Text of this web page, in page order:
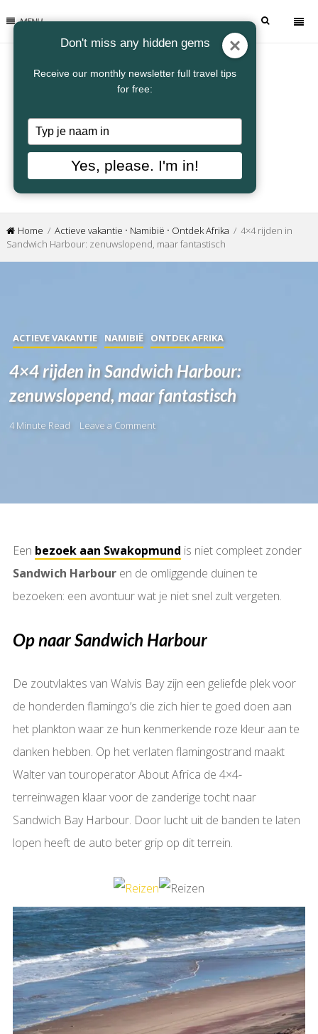
MENU
Home / Actieve vakantie • Namibië • Ontdek Afrika / 4×4 rijden in
Sandwich Harbour: zenuwslopend, maar fantastisch
ACTIEVE VAKANTIE NAMIBIË ONTDEK AFRIKA
4×4 rijden in Sandwich Harbour:
zenuwslopend, maar fantastisch
4 Minute Read Leave a Comment
Een bezoek aan Swakopmund is niet compleet zonder
Sandwich Harbouren de omliggende duinen te
bezoeken: een avontuur wat je niet snel zult vergeten.
Op naar Sandwich Harbour
De zoutvlaktes van Walvis Bay zijn een geliefde plek voor
de honderden flamingo’s die zich hier te goed doen aan
het plankton waar ze hun kenmerkende roze kleur aan te
danken hebben. Op het verlaten flamingostrand maakt
Walter van touroperator About Africa de 4×4-
terreinwagen klaar voor de zanderige tocht naar
Sandwich Bay Harbour. Door lucht uit de banden te laten
lopen heeft de auto beter grip op dit terrein.
Don't miss any hidden gems
Receive our monthly newsletter full travel tips
for free:
Typ
je
naam
Yes, please. I'm in!